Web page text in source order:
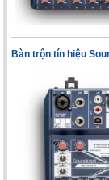
Bàn trộn tín hiệu